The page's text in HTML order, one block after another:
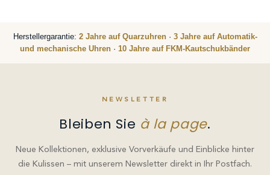
Herstellergarantie: 2 Jahre auf Quarzuhren· 3 Jahre auf Automatik-
und mechanische Uhren · 10 Jahre auf FKM-Kautschukbänder
NEWSLETTER
Bleiben Sie à la page.
Neue Kollektionen, exklusive Vorverkäufe und Einblicke hinter
die Kulissen – mit unserem Newsletter direkt in Ihr Postfach.